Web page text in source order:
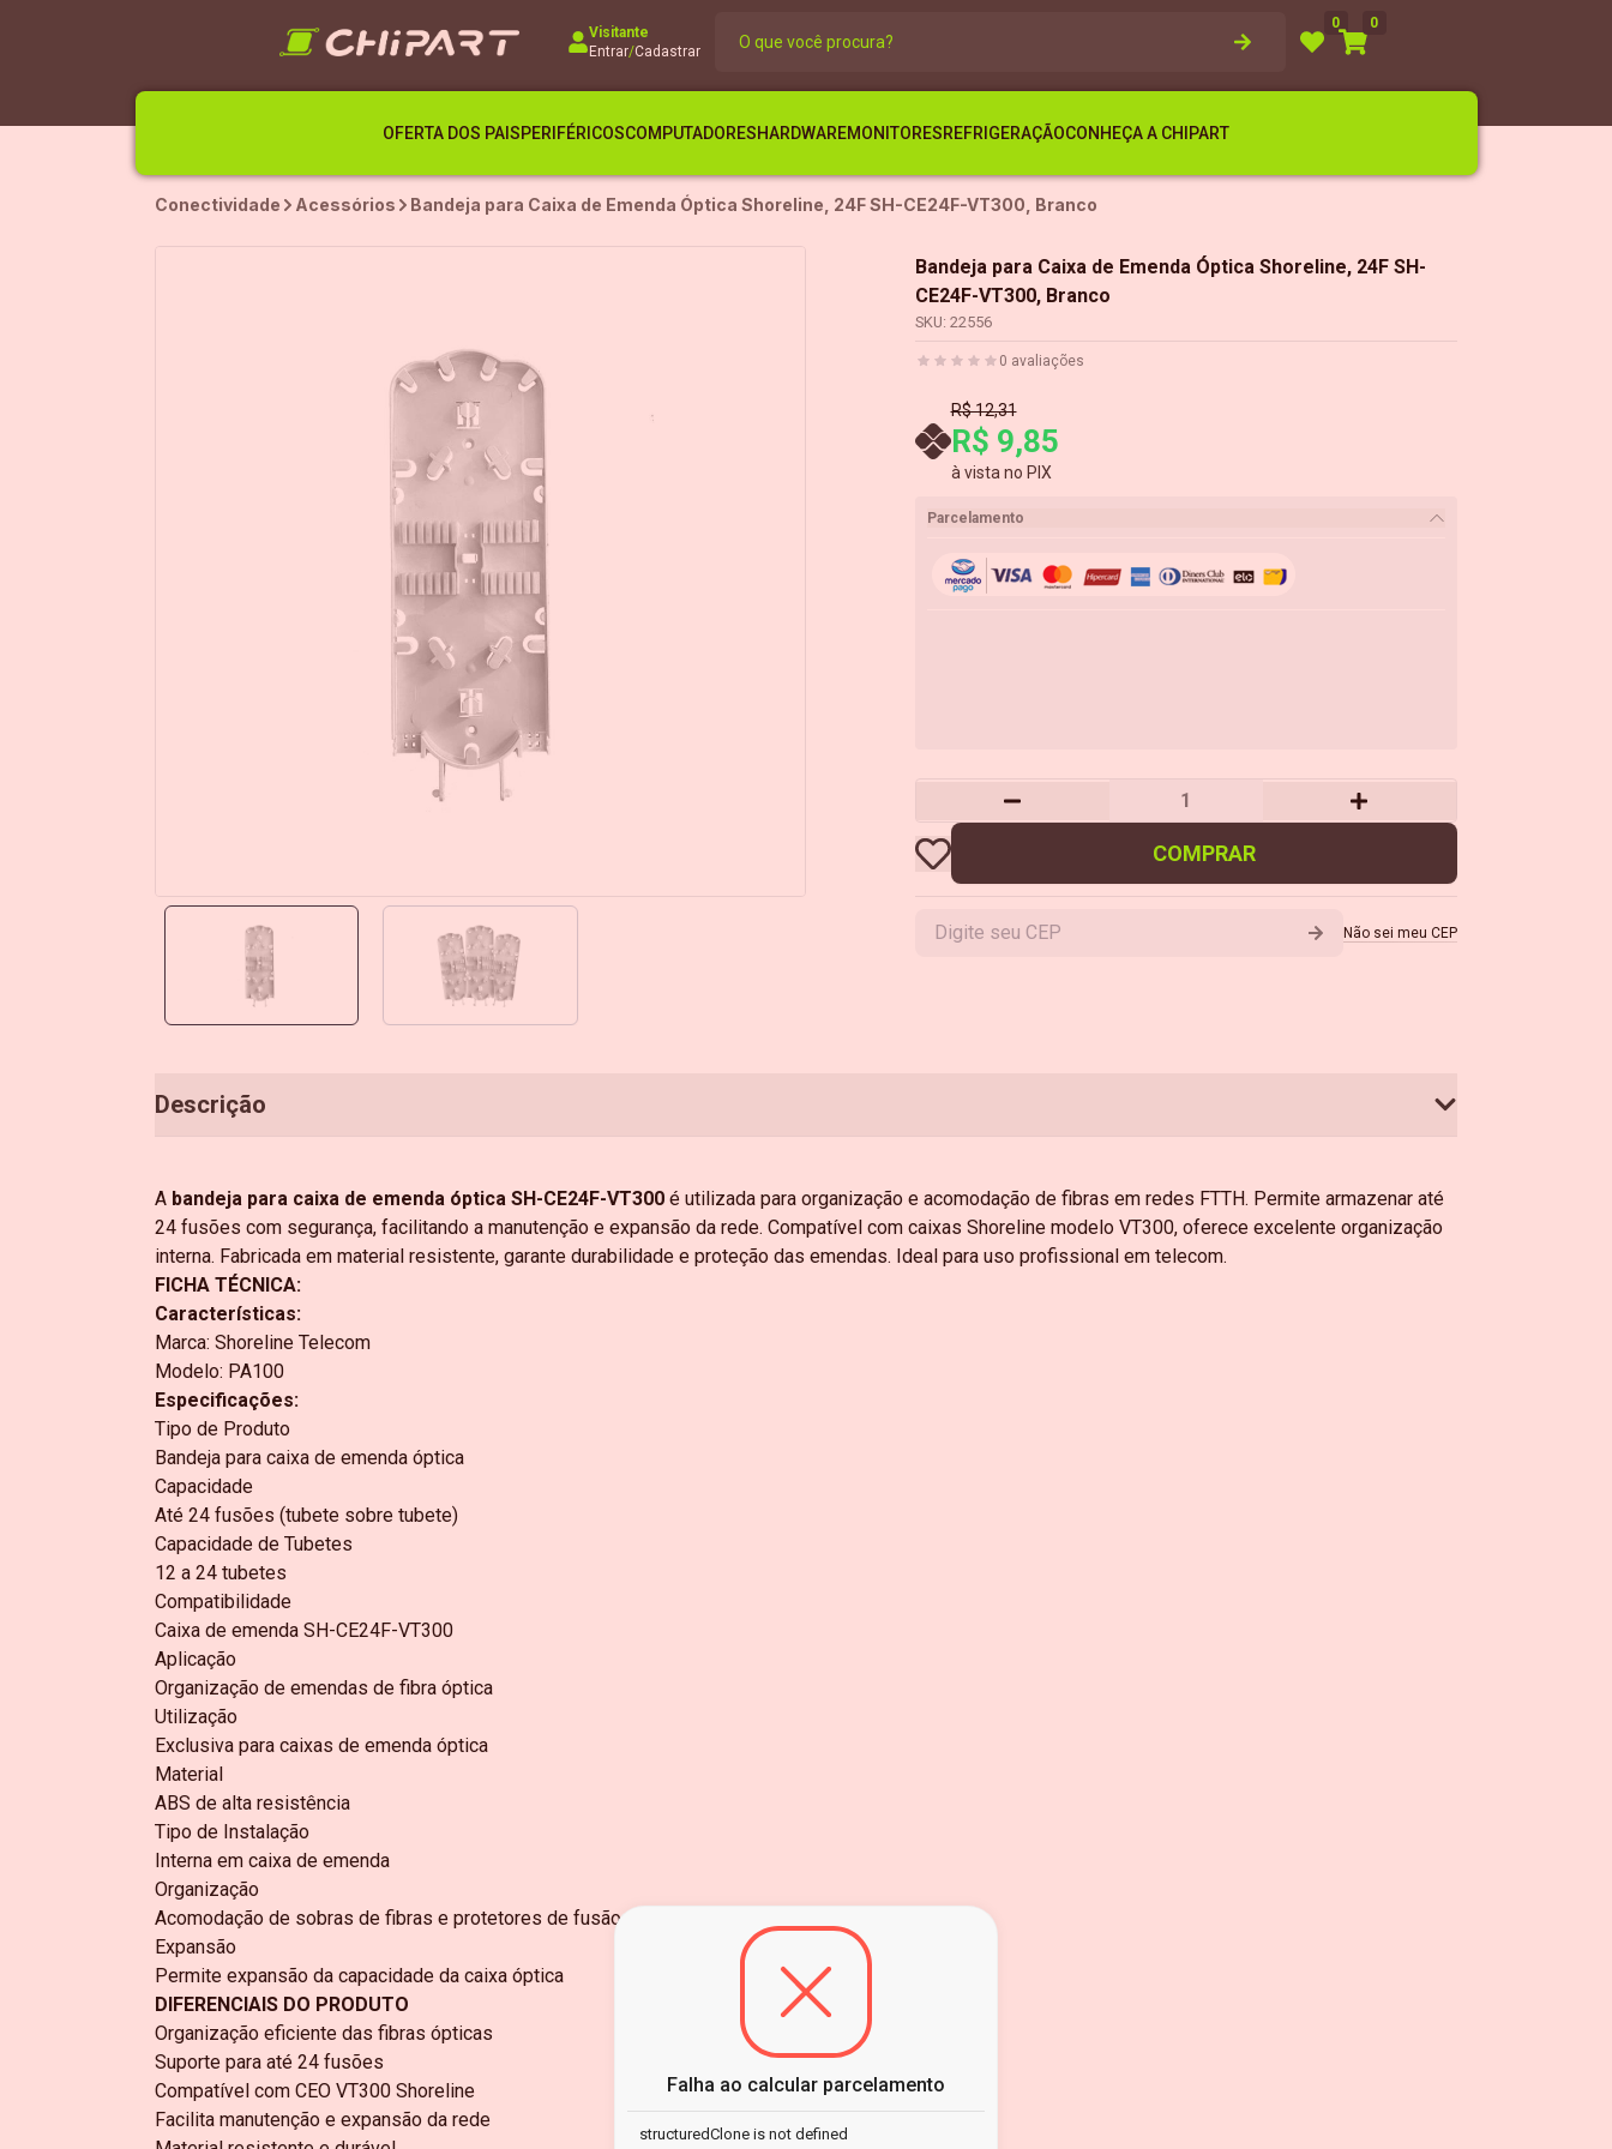
Visitante
Entrar/Cadastrar
0 0
OFERTA DOS PAISPERIFÉRICOSCOMPUTADORESHARDWAREMONITORESREFRIGERAÇÃOCONHEÇA A CHIPART
Conectividade Acessórios Bandeja para Caixa de Emenda Óptica Shoreline, 24F SH-CE24F-VT300, Branco
Bandeja para Caixa de Emenda Óptica Shoreline, 24F SH-
CE24F-VT300, Branco
SKU: 22556
0 avaliações
R$ 12,31
R$ 9,85
à vista no PIX
Parcelamento
COMPRAR
Não sei meu CEP
Descrição
A bandeja para caixa de emenda óptica SH-CE24F-VT300 é utilizada para organização e acomodação de fibras em redes FTTH. Permite armazenar até
24 fusões com segurança, facilitando a manutenção e expansão da rede. Compatível com caixas Shoreline modelo VT300, oferece excelente organização
interna. Fabricada em material resistente, garante durabilidade e proteção das emendas. Ideal para uso profissional em telecom.
FICHA TÉCNICA:
Características:
Marca: Shoreline Telecom
Modelo: PA100
Especificações:
Tipo de Produto
Bandeja para caixa de emenda óptica
Capacidade
Até 24 fusões (tubete sobre tubete)
Capacidade de Tubetes
12 a 24 tubetes
Compatibilidade
Caixa de emenda SH-CE24F-VT300
Aplicação
Organização de emendas de fibra óptica
Utilização
Exclusiva para caixas de emenda óptica
Material
ABS de alta resistência
Tipo de Instalação
Interna em caixa de emenda
Organização
Acomodação de sobras de fibras e protetores de fusão
Expansão
Permite expansão da capacidade da caixa óptica
DIFERENCIAIS DO PRODUTO
Organização eficiente das fibras ópticas
Suporte para até 24 fusões
Compatível com CEO VT300 Shoreline
Facilita manutenção e expansão da rede
Falha ao calcular parcelamento
structuredClone is not defined